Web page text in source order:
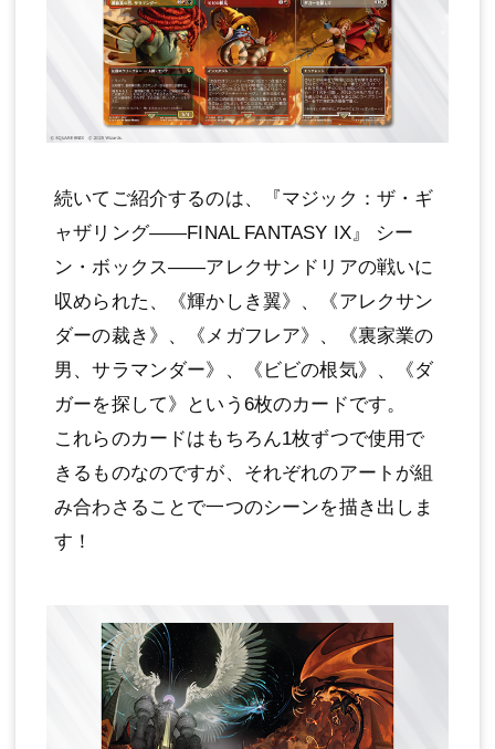
続いてご紹介するのは、『マジック：ザ・ギ
ャザリング——FINAL FANTASY IX』 シー
ン・ボックス——アレクサンドリアの戦いに
収められた、《輝かしき翼》、《アレクサン
ダーの裁き》、《メガフレア》、《裏家業の
男、サラマンダー》、《ビビの根気》、《ダ
ガーを探して》という6枚のカードです。
これらのカードはもちろん1枚ずつで使用で
きるものなのですが、それぞれのアートが組
み合わさることで一つのシーンを描き出しま
す！